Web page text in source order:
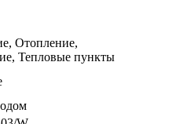
Отопление,
Тепловые пункты